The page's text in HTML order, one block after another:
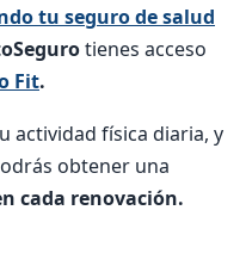
tu seguro de salud
tienes acceso
Fit.
actividad física diaria, y
obtener una
cada renovación.